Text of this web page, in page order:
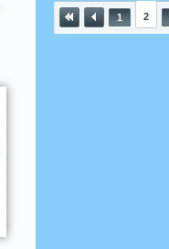
1 2